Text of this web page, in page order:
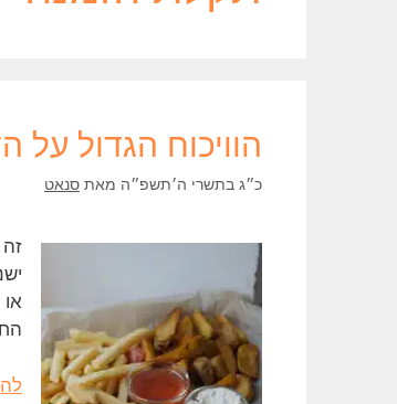
הוויכוח הגדול על
כ״ג בתשרי ה׳תשפ״ה מאת סנאט